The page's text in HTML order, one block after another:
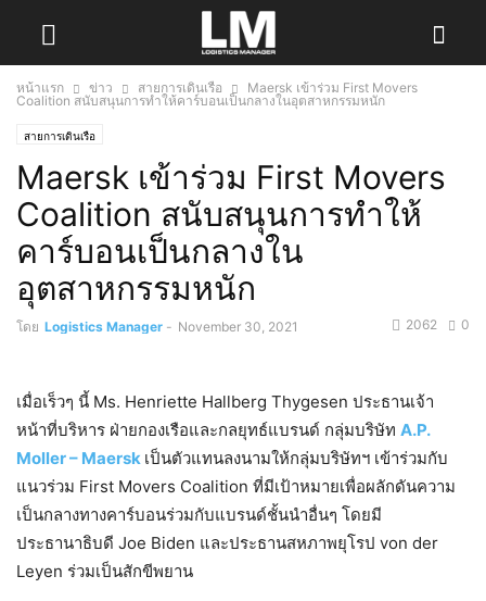
หน้าแรก ข่าว สายการเดินเรือ
Maersk เข้าร่วม First Movers
Coalition สนับสนุนการทำให้คาร์บอนเป็นกลางในอุตสาหกรรมหนัก
สายการเดินเรือ
Maersk เข้าร่วม First Movers
Coalition สนับสนุนการทำให้
คาร์บอนเป็นกลางใน
อุตสาหกรรมหนัก
โดย Logistics Manager - November 30, 2021 0
2062
เมื่อเร็วๆ นี้ Ms. Henriette Hallberg Thygesen ประธานเจ้า
หน้าที่บริหาร ฝ่ายกองเรือและกลยุทธ์แบรนด์ กลุ่มบริษัท A.P.
Moller – Maersk เป็นตัวแทนลงนามให้กลุ่มบริษัทฯ เข้าร่วมกับ
แนวร่วม First Movers Coalition ที่มีเป้าหมายเพื่อผลักดันความ
เป็นกลางทางคาร์บอนร่วมกับแบรนด์ชั้นนำอื่นๆ โดยมี
ประธานาธิบดี Joe Biden และประธานสหภาพยุโรป von der
Leyen ร่วมเป็นสักขีพยาน